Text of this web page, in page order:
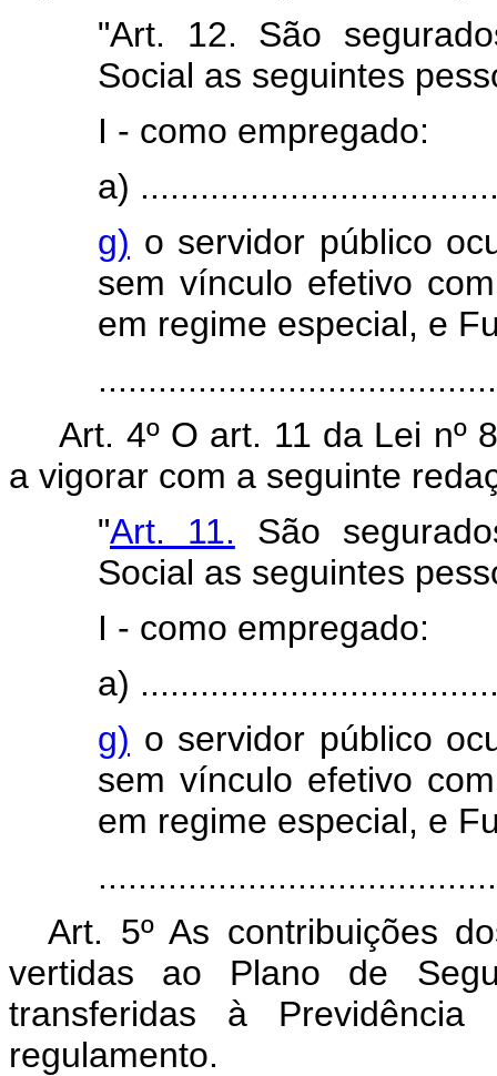
"Art. 12. São
Social as seguintes
I - como empregado:
a)
g) o servidor público
sem vínculo efetivo
em regime especial, e
Art. 4º O art. 11 da Lei nº
a vigorar com a seguinte
"Art. 11. São
Social as seguintes
I - como empregado:
a)
g) o servidor público
sem vínculo efetivo
em regime especial, e
Art. 5º As contribuições
vertidas ao Plano de
transferidas à
regulamento.